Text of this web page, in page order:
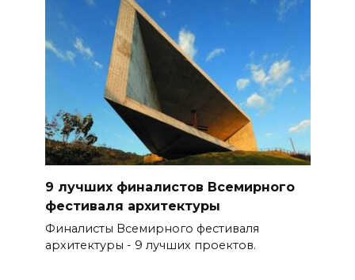
9 лучших финалистов Всемирного
фестиваля архитектуры
Финалисты Всемирного фестиваля
архитектуры - 9 лучших проектов.